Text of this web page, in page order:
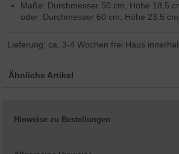
Maße: Durchmesser 50 cm, Höhe 18,5
oder
Durchmesser 60 cm, Höhe 23,5 cm
Lieferung: ca. 3-4 Wochen frei Haus
Ähnliche Artikel
Hinweise zu Bestellungen